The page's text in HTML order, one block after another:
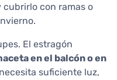
cubrirlo con ramas o
El estragón
en el balcón o en
suficiente luz,